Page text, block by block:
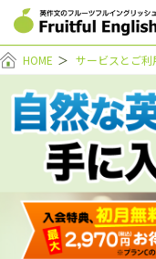
HOME ＞ サービスとご利